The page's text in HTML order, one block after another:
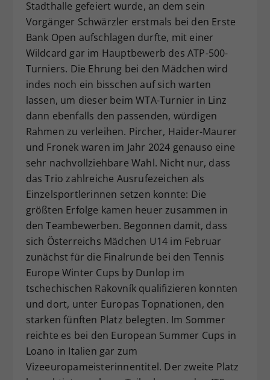
Stadthalle gefeiert wurde, an dem sein
Vorgänger Schwärzler erstmals bei den Erste
Bank Open aufschlagen durfte, mit einer
Wildcard gar im Hauptbewerb des ATP-500-
Turniers. Die Ehrung bei den Mädchen wird
indes noch ein bisschen auf sich warten
lassen, um dieser beim WTA-Turnier in Linz
dann ebenfalls den passenden, würdigen
Rahmen zu verleihen. Pircher, Haider-Maurer
und Fronek waren im Jahr 2024 genauso eine
sehr nachvollziehbare Wahl. Nicht nur, dass
das Trio zahlreiche Ausrufezeichen als
Einzelsportlerinnen setzen konnte: Die
größten Erfolge kamen heuer zusammen in
den Teambewerben. Begonnen damit, dass
sich Österreichs Mädchen U14 im Februar
zunächst für die Finalrunde bei den Tennis
Europe Winter Cups by Dunlop im
tschechischen Rakovník qualifizieren konnten
und dort, unter Europas Topnationen, den
starken fünften Platz belegten. Im Sommer
reichte es bei den European Summer Cups in
Loano in Italien gar zum
Vizeeuropameisterinnentitel. Der zweite Platz